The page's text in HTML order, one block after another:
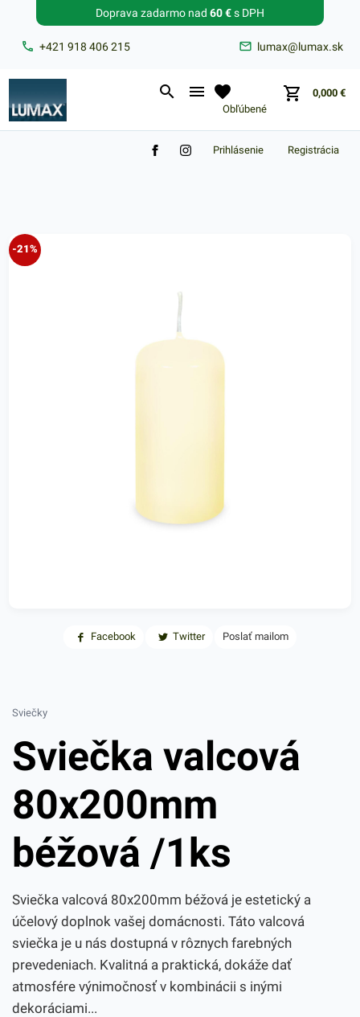
+421 918 406 215 lumax@lumax.sk
Doprava zadarmo nad 60 €s DPH
Obľúbené
0,000 €
Zabudnuté heslo?
Registrácia
Prihlásenie
-21%
Facebook Twitter Poslať mailom
Sviečky
Sviečka valcová
80x200mm
béžová /1ks
Sviečka valcová 80x200mm béžová je estetický a
účelový doplnok vašej domácnosti. Táto valcová
sviečka je u nás dostupná v rôznych farebných
prevedeniach. Kvalitná a praktická, dokáže dať
atmosfére výnimočnosť v kombinácii s inými
dekoráciami...